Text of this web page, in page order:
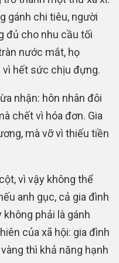
gánh chi tiêu, người
đủ cho nhu cầu tối
nước mắt, họ
vì hết sức chịu đựng.
nhận: hôn nhân đôi
chết vì hóa đơn. Gia
mà vỡ vì thiếu tiền
vì vậy không thể
anh gục, cả gia đình
phải là gánh
của xã hội: gia đình
thì khả năng hạnh